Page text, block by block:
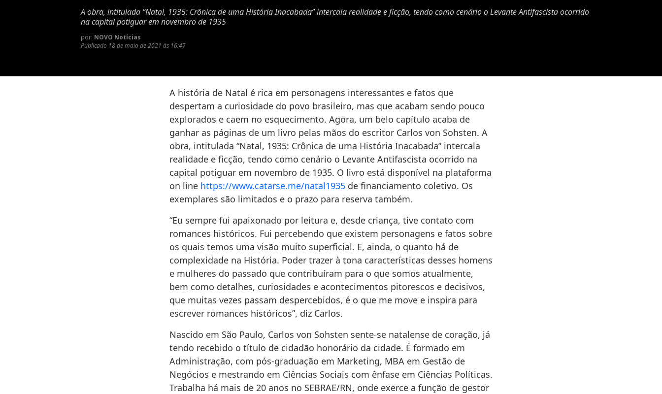
A obra, intitulada “Natal, 1935: Crônica de uma História Inacabada” intercala realidade e ficção, tendo como cenário o Levante Antifascista ocorrido
na capital potiguar em novembro de 1935
por: NOVO Notícias
Publicado 18 de maio de 2021 às 16:47
A história de Natal é rica em personagens interessantes e fatos que
despertam a curiosidade do povo brasileiro, mas que acabam sendo pouco
explorados e caem no esquecimento. Agora, um belo capítulo acaba de
ganhar as páginas de um livro pelas mãos do escritor Carlos von Sohsten. A
obra, intitulada “Natal, 1935: Crônica de uma História Inacabada” intercala
realidade e ficção, tendo como cenário o Levante Antifascista ocorrido na
capital potiguar em novembro de 1935. O livro está disponível na plataforma
on line https://www.catarse.me/natal1935 de financiamento coletivo. Os
exemplares são limitados e o prazo para reserva também.
“Eu sempre fui apaixonado por leitura e, desde criança, tive contato com
romances históricos. Fui percebendo que existem personagens e fatos sobre
os quais temos uma visão muito superficial. E, ainda, o quanto há de
complexidade na História. Poder trazer à tona características desses homens
e mulheres do passado que contribuíram para o que somos atualmente,
bem como detalhes, curiosidades e acontecimentos pitorescos e decisivos,
que muitas vezes passam despercebidos, é o que me move e inspira para
escrever romances históricos”, diz Carlos.
Nascido em São Paulo, Carlos von Sohsten sente-se natalense de coração, já
tendo recebido o título de cidadão honorário da cidade. É formado em
Administração, com pós-graduação em Marketing, MBA em Gestão de
Negócios e mestrando em Ciências Sociais com ênfase em Ciências Políticas.
Trabalha há mais de 20 anos no SEBRAE/RN, onde exerce a função de gestor